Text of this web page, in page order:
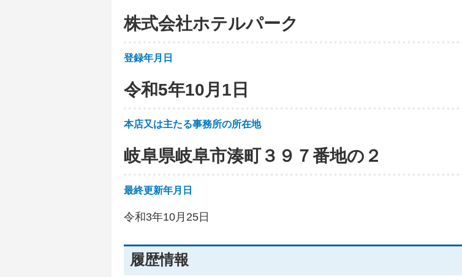
株式会社ホテルパーク
登録年月日
令和5年10月1日
本店又は主たる事務所の所在地
岐阜県岐阜市湊町３９７番地の２
最終更新年月日
令和3年10月25日
履歴情報